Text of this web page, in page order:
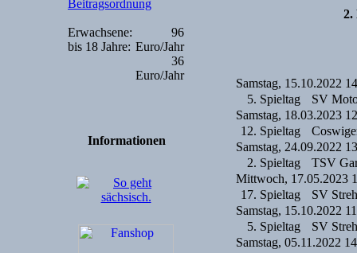
Beitragsordnung
Erwachsene:
bis 18 Jahre:
96
Euro/Jahr
36
Euro/Jahr
Informationen
2.
Samstag, 15.10.2022
5. Spieltag
SV
Samstag, 18.03.2023
12. Spieltag
Samstag, 24.09.2022
2. Spieltag
TSV
Mittwoch, 17.05.2023
17. Spieltag
SV
Samstag, 15.10.2022
5. Spieltag
SV
Samstag, 05.11.2022